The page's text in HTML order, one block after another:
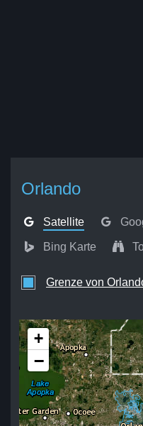
Orlando
Satellite
Bing Karte
Grenze von
+
−